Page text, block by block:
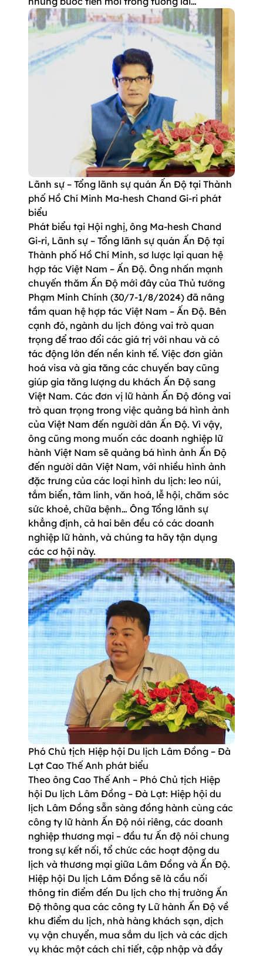
Lãnh sự – Tổng lãnh sự quán Ấn Độ tại Thành
phố Hồ Chí Minh Ma-hesh Chand Gi-ri phát
biểu
Phát biểu tại Hội nghị, ông Ma-hesh Chand
Gi-ri, Lãnh sự – Tổng lãnh sự quán Ấn Độ tại
Thành phố Hồ Chí Minh, sơ lược lại quan hệ
hợp tác Việt Nam – Ấn Độ. Ông nhấn mạnh
chuyến thăm Ấn Độ mới đây của Thủ tướng
Phạm Minh Chính (30/7-1/8/2024) đã nâng
tầm quan hệ hợp tác Việt Nam – Ấn Độ. Bên
cạnh đó, ngành du lịch đóng vai trò quan
trọng để trao đổi các giá trị với nhau và có
tác động lớn đến nền kinh tế. Việc đơn giản
hoá visa và gia tăng các chuyến bay cũng
giúp gia tăng lượng du khách Ấn Độ sang
Việt Nam. Các đơn vị lữ hành Ấn Độ đóng vai
trò quan trọng trong việc quảng bá hình ảnh
của Việt Nam đến người dân Ấn Độ. Vì vậy,
ông cũng mong muốn các doanh nghiệp lữ
hành Việt Nam sẽ quảng bá hình ảnh Ấn Độ
đến người dân Việt Nam, với nhiều hình ảnh
đặc trưng của các loại hình du lịch: leo núi,
tắm biển, tâm linh, văn hoá, lễ hội, chăm sóc
sức khoẻ, chữa bệnh… Ông Tổng lãnh sự
khẳng định, cả hai bên đều có các doanh
nghiệp lữ hành, và chúng ta hãy tận dụng
các cơ hội này.
Phó Chủ tịch Hiệp hội Du lịch Lâm Đồng – Đà
Lạt Cao Thế Anh phát biểu
Theo ông Cao Thế Anh – Phó Chủ tịch Hiệp
hội Du lịch Lâm Đồng – Đà Lạt: Hiệp hội du
lịch Lâm Đồng sẵn sàng đồng hành cùng các
công ty lữ hành Ấn Độ nói riêng, các doanh
nghiệp thương mại – đầu tư Ấn độ nói chung
trong sự kết nối, tổ chức các hoạt động du
lịch và thương mại giữa Lâm Đồng và Ấn Độ.
Hiệp hội Du lịch Lâm Đồng sẽ là cầu nối
thông tin điểm đến Du lịch cho thị trường Ấn
Độ thông qua các công ty Lữ hành Ấn Độ về
khu điểm du lịch, nhà hàng khách sạn, dịch
vụ vận chuyển, mua sắm du lịch và các dịch
vụ khác một cách chi tiết, cập nhập và đầy